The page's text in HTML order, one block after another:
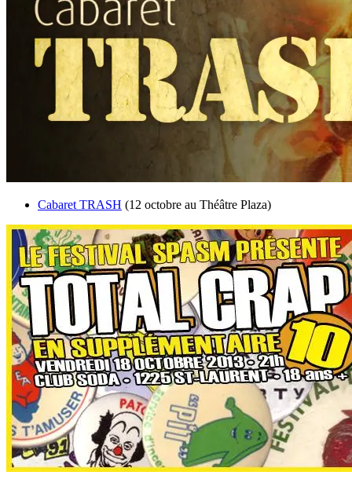
Cabaret TRASH (12 octobre au Théâtre Plaza)